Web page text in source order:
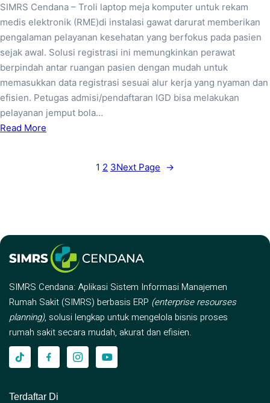
SIMRS Cendana – Troli laptop meja komputer untuk rekam
medis elektronik (RME)di instalasi gawat darurat memberikan
pengalaman pelayanan kesehatan yang berfokus pada pasien
sejak awal. Solusi registrasi ini memungkinkan perawat
berpindah antar ruangan pasien dengan mudah untuk
memasukkan data registrasi sesuai alur kerja yang nyaman dan
efisien. Petugas admisi/pendaftaran IGD bisa melakukan
pelayanan jemput bola…
Read More
1 2 3Next Page →
SIMRS Cendana: Aplikasi Sistem Informasi Manajemen
Rumah Sakit (SIMRS) berbasis ERP (enterprise resourses
planning), solusi lengkap untuk mengelola bisnis proses
rumah sakit secara mudah, akurat dan efisien.
Terdaftar Di